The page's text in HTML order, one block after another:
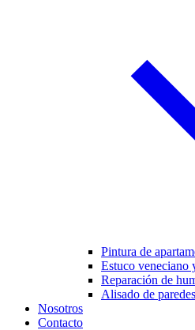
Pintura de
Estuco veneciano
Reparación de
Alisado de
Nosotros
Contacto